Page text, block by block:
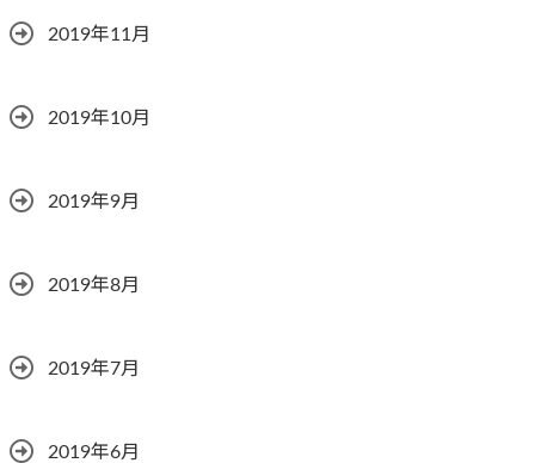
2019年11月
2019年10月
2019年9月
2019年8月
2019年7月
2019年6月